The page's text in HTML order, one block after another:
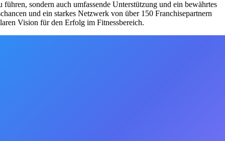
sondern auch umfassende Unterstützung und ein bewährtes
und ein starkes Netzwerk von über 150 Franchisepartnern
Vision für den Erfolg im Fitnessbereich.